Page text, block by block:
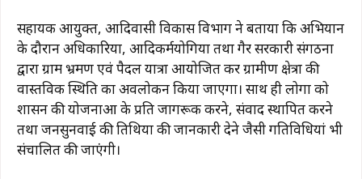
सहायक आयुक्त, आदिवासी विकास विभाग ने बताया कि अभियान
के दौरान अधिकारियों, आदिकर्मयोगियों तथा गैर सरकारी संगठनों
द्वारा ग्राम भ्रमण एवं पैदल यात्रा आयोजित कर ग्रामीण क्षेत्रों की
वास्तविक स्थिति का अवलोकन किया जाएगा। साथ ही लोगों को
शासन की योजनाओं के प्रति जागरूक करने, संवाद स्थापित करने
तथा जनसुनवाई की तिथियों की जानकारी देने जैसी गतिविधियां भी
संचालित की जाएंगी।